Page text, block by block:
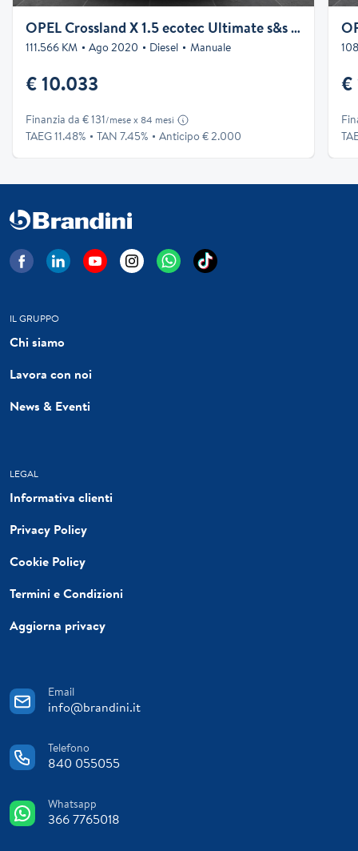
OPEL Crossland X 1.5 ecotec Ultimate s&s 102cv
111.566 KM Ago 2020 Diesel Manuale
€ 10.033
Finanzia da € 131/mese x 84 mesi
TAEG 11.48% TAN 7.45% Anticipo € 2.000
€
IL GRUPPO
Chi siamo
Lavora con noi
News & Eventi
LEGAL
Informativa clienti
Privacy Policy
Cookie Policy
Termini e Condizioni
Aggiorna privacy
Email
info@brandini.it
Telefono
840 055055
Whatsapp
366 7765018